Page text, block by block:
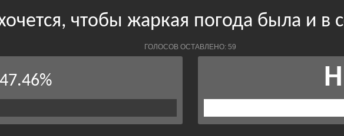
чтобы жаркая погода была и в
ГОЛОСОВ ОСТАВЛЕНО: 59
47.46%